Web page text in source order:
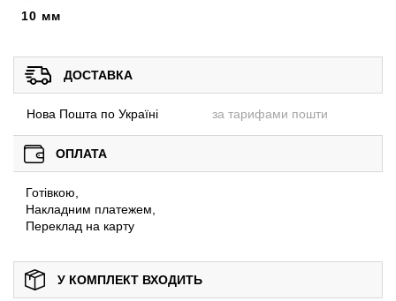
10 мм
ДОСТАВКА
Нова Пошта по Україні за тарифами пошти
ОПЛАТА
Готівкою,
Накладним платежем,
Переклад на карту
У КОМПЛЕКТ ВХОДИТЬ